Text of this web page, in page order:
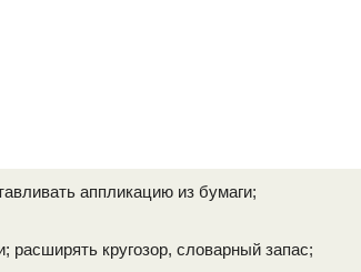
аппликацию из бумаги;
кругозор, словарный запас;